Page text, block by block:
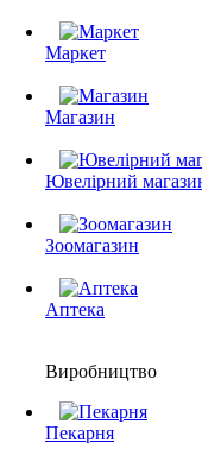
Маркет
Магазин
Ювелірний
Зоомагазин
Аптека
Виробництво
Пекарня